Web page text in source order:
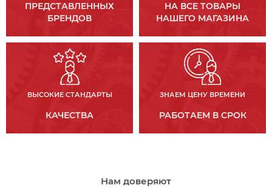
ПРЕДСТАВЛЕННЫХ
БРЕНДОВ
НА ВСЕ ТОВАРЫ
НАШЕГО МАГАЗИНА
ВЫСОКИЕ СТАНДАРТЫ
КАЧЕСТВА
ЗНАЕМ ЦЕНУ ВРЕМЕНИ
РАБОТАЕМ В СРОК
Нам доверяют